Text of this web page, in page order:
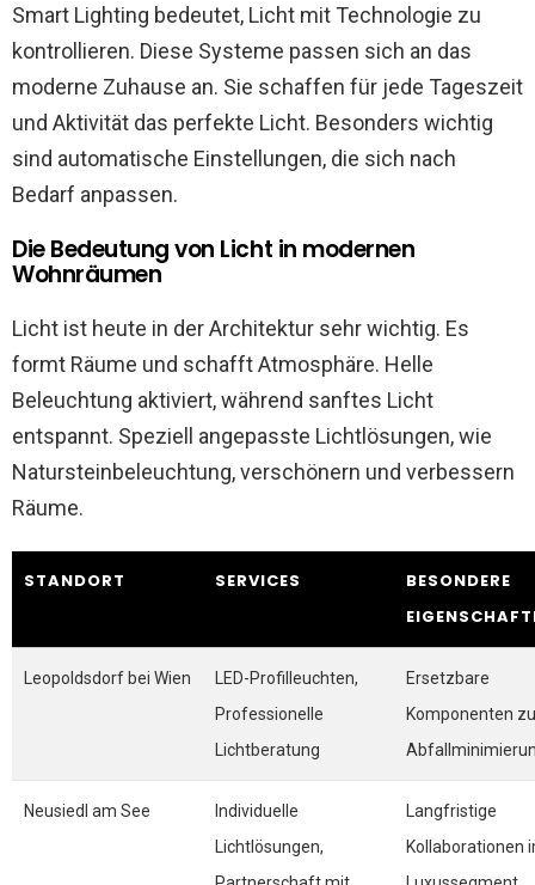
Smart Lighting bedeutet, Licht mit Technologie zu
kontrollieren. Diese Systeme passen sich an das
moderne Zuhause an. Sie schaffen für jede Tageszeit
und Aktivität das perfekte Licht. Besonders wichtig
sind automatische Einstellungen, die sich nach
Bedarf anpassen.
Die Bedeutung von Licht in modernen
Wohnräumen
Licht ist heute in der Architektur sehr wichtig. Es
formt Räume und schafft Atmosphäre. Helle
Beleuchtung aktiviert, während sanftes Licht
entspannt. Speziell angepasste Lichtlösungen, wie
Natursteinbeleuchtung, verschönern und verbessern
Räume.
STANDORT SERVICES
BESONDERE
Leopoldsdorf bei Wien
LED-Profilleuchten,
Professionelle
Lichtberatung
Ersetzbare
Komponenten
Neusiedl am See
Individuelle
Lichtlösungen,
Langfristige
Kollaborationen